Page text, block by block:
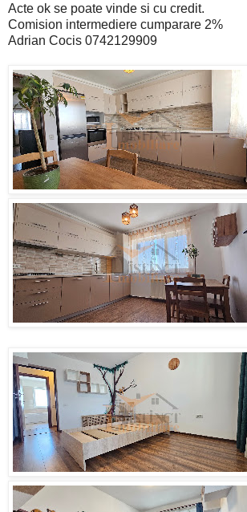
Acte ok se poate vinde si cu credit.
Comision intermediere cumparare 2%
Adrian Cocis 0742129909